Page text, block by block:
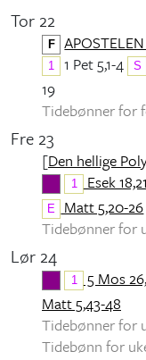
Tor 22
F
1 1 Pet 5,1-4 S
19
Tidebønner for
Fre 23
[Den hellige
1 Esek
E
Matt 5,20-26
Tidebønner for
Lør 24
1 5 Mos
Matt 5,43-48
Tidebønner for
Tidebønn for